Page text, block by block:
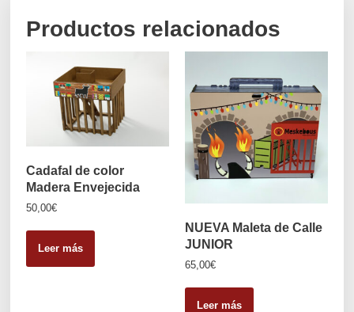
Productos relacionados
Cadafal de color
Madera Envejecida
50,00€
Leer más
NUEVA Maleta de Calle
JUNIOR
65,00€
Leer más